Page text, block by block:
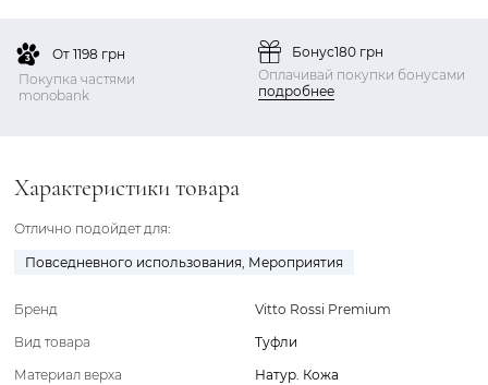
От 1198 грн
Покупка частями
monobank
Бонус180 грн
Оплачивай покупки бонусами
подробнее
Характеристики товара
Отлично подойдет для:
Повседневного использования, Мероприятия
Бренд
Vitto Rossi Premium
Вид товара
Туфли
Материал верха
Натур. Кожа